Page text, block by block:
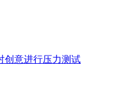
创意进行压力测试